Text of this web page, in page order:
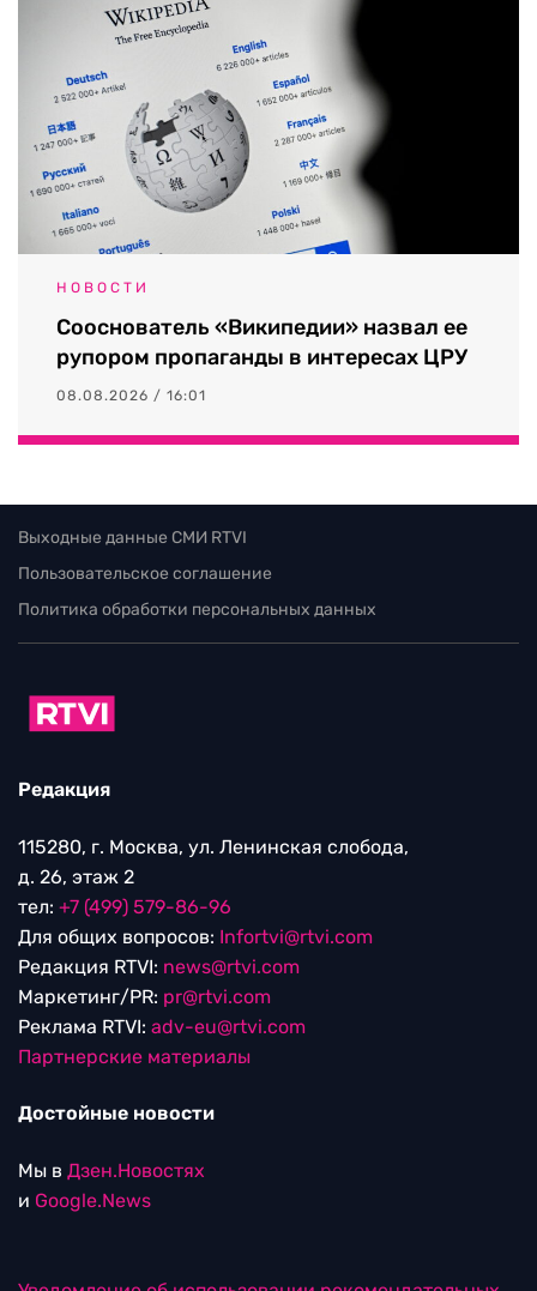
НОВОСТИ
Сооснователь «Википедии» назвал ее
рупором пропаганды в интересах ЦРУ
08.08.2026 / 16:01
Выходные данные СМИ RTVI
Пользовательское соглашение
Политика обработки персональных данных
Редакция
115280, г. Москва, ул. Ленинская слобода,
д. 26, этаж 2
тел: +7 (499) 579-86-96
Для общих вопросов: Infortvi@rtvi.com
Редакция RTVI: news@rtvi.com
Маркетинг/PR: pr@rtvi.com
Реклама RTVI: adv-eu@rtvi.com
Партнерские материалы
Достойные новости
Мы в Дзен.Новостях
и Google.News